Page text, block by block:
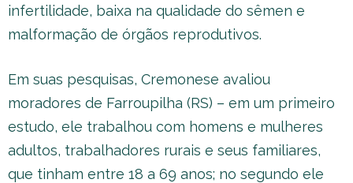
infertilidade, baixa na qualidade do sêmen e
malformação de órgãos reprodutivos.
Em suas pesquisas, Cremonese avaliou
moradores de Farroupilha (RS) – em um primeiro
estudo, ele trabalhou com homens e mulheres
adultos, trabalhadores rurais e seus familiares,
que tinham entre 18 a 69 anos; no segundo ele